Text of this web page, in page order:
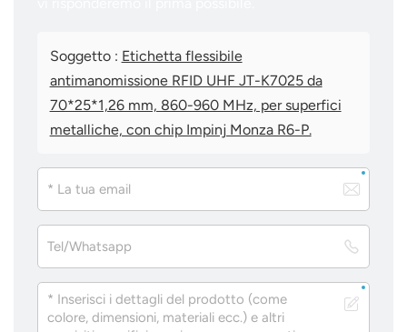
Soggetto : Etichetta flessibile
antimanomissione RFID UHF JT-K7025 da
70*25*1,26 mm, 860-960 MHz, per superfici
metalliche, con chip Impinj Monza R6-P.